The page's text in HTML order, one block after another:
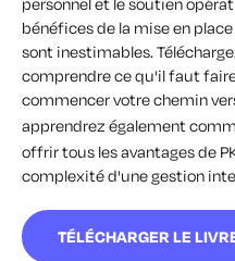
personnel et le soutien
bénéfices de la mise en
sont inestimables.
comprendre ce qu'il faut
commencer votre chemin
apprendrez également
offrir tous les avantages de
complexité d'une gestion
TÉLÉCHARGER LE